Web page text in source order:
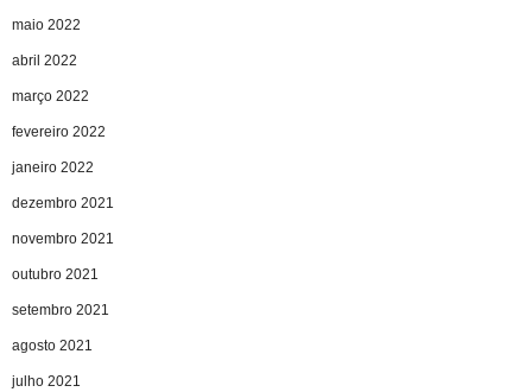
maio 2022
abril 2022
março 2022
fevereiro 2022
janeiro 2022
dezembro 2021
novembro 2021
outubro 2021
setembro 2021
agosto 2021
julho 2021